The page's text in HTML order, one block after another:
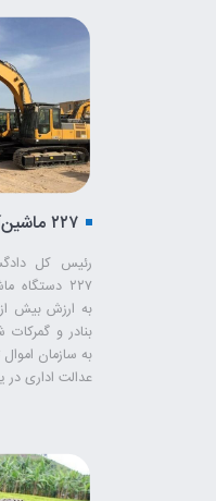
رئیس کل
۲۲۷
بنادر و
به سازمان
عدالت اداری در